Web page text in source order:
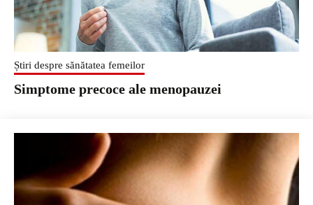
Știri despre sănătatea femeilor
Simptome precoce ale menopauzei